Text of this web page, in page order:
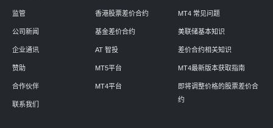
监管
公司新闻
企业通讯
赞助
合作伙伴
联系我们
香港股票差价合约
基金差价合约
AT 智投
MT5平台
MT4平台
MT4 常见问题
美联储基本知识
差价合约相关知识
MT4最新版本获取指南
即将调整价格的股票差价合
约